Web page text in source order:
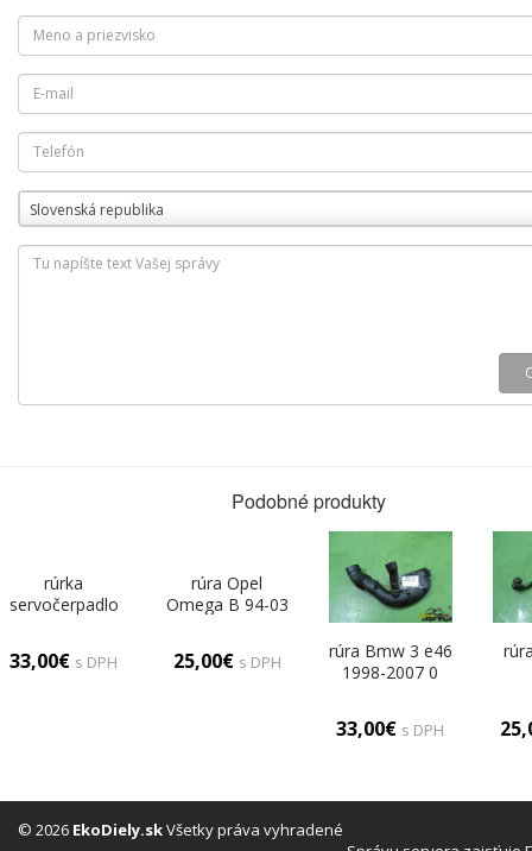
Slovenská republika
Podobné produkty
rúrka
servočerpadlo
33,00€ s DPH
rúra Opel
Omega B 94-03
25,00€ s DPH
rúra Bmw 3 e46
1998-2007 0
33,00€ s DPH
© 2026 EkoDiely.skVšetky práva vyhradené